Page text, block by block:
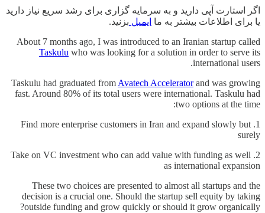
اگر استارت آپی دارید و به سرمایه گزاری برای رشد سریع نیاز دارید
یا برای اطلاعات بیشتر به ما ایمیل بزنید.
About 7 months ago, I was introduced to an Iranian startup called
Taskulu who was looking for a solution in order to serve its
international users.
Taskulu had graduated from Avatech Acceleratorand was growing
fast. Around 80% of its total users were international. Taskulu had
two options at the time:
1. Find more enterprise customers in Iran and expand slowly but
surely
2. Take on VC investment who can add value with funding as well
as international expansion
These two choices are presented to almost all startups and the
decision is a crucial one. Should the startup sell equity by taking
outside funding and grow quickly or should it grow organically?